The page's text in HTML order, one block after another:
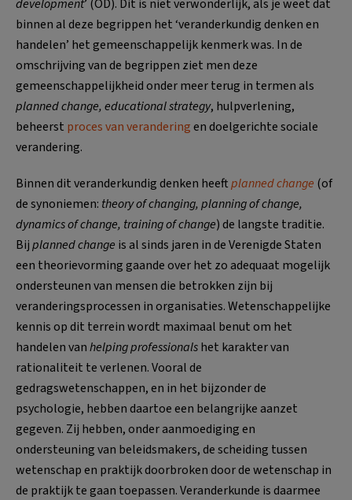
development’ (OD). Dit is niet verwonderlijk, als je weet dat
binnen al deze begrippen het ‘veranderkundig denken en
handelen’ het gemeenschappelijk kenmerk was. In de
omschrijving van de begrippen ziet men deze
gemeenschappelijkheid onder meer terug in termen als
planned change, educational strategy, hulpverlening,
beheerst proces van veranderingen doelgerichte sociale
verandering.
Binnen dit veranderkundig denken heeftplanned change (of
de synoniemen: theory of changing, planning of change,
dynamics of change, training of change) de langste traditie.
Bijplanned change is al sinds jaren in de Verenigde Staten
een theorievorming gaande over het zo adequaat mogelijk
ondersteunen van mensen die betrokken zijn bij
veranderingsprocessen in organisaties. Wetenschappelijke
kennis op dit terrein wordt maximaal benut om het
handelen vanhelping professionalshet karakter van
rationaliteit te verlenen. Vooral de
gedragswetenschappen, en in het bijzonder de
psychologie, hebben daartoe een belangrijke aanzet
gegeven. Zij hebben, onder aanmoediging en
ondersteuning van beleidsmakers, de scheiding tussen
wetenschap en praktijk doorbroken door de wetenschap in
de praktijk te gaan toepassen. Veranderkunde is daarmee